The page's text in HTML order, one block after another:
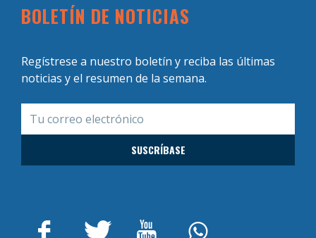
BOLETÍN DE NOTICIAS
Regístrese a nuestro boletín y reciba las últimas
noticias y el resumen de la semana.